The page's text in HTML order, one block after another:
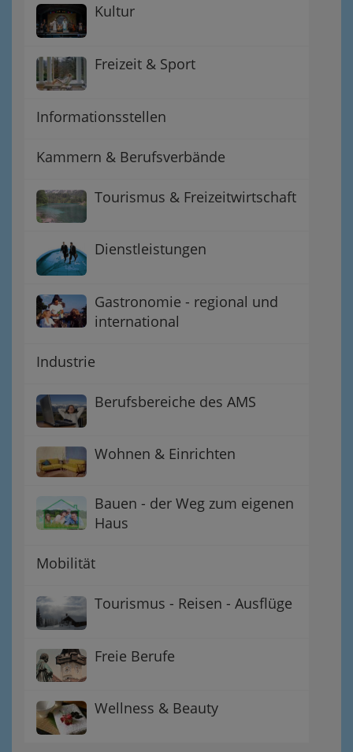
Kultur
Freizeit & Sport
Informationsstellen
Kammern & Berufsverbände
Tourismus & Freizeitwirtschaft
Dienstleistungen
Gastronomie - regional und
international
Industrie
Berufsbereiche des AMS
Wohnen & Einrichten
Bauen - der Weg zum eigenen
Haus
Mobilität
Tourismus - Reisen - Ausflüge
Freie Berufe
Wellness & Beauty